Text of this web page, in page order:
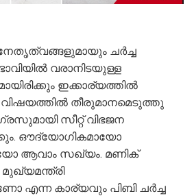
ചര്‍ച്ച
വരാനിടയുള്ള
ഇക്കാര്യത്തില്‍
തീരുമാനമെടുത്തു
സീറ്റ് വിഭജന
ഔദ്യോഗികമായോ
ആവാം സഖ്യം. മണിക്
മുഖ്യമന്ത്രി
എന്ന കാര്യവും പിബി ചര്‍ച്ച